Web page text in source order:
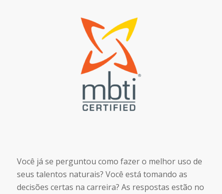
Você já se perguntou como fazer o melhor uso de
seus talentos naturais? Você está tomando as
decisões certas na carreira? As respostas estão no